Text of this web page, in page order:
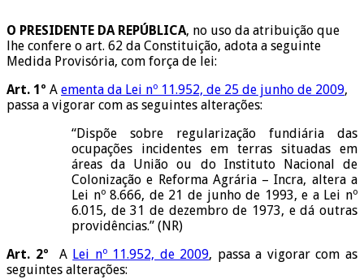
O PRESIDENTE DA REPÚBLICA, no uso da atribuição que
lhe confere o art. 62 da Constituição, adota a seguinte
Medida Provisória, com força de lei:
Art. 1º A ementa da Lei nº 11.952, de 25 de junho de 2009,
passa a vigorar com as seguintes alterações:
“Dispõe sobre regularização fundiária das
ocupações incidentes em terras situadas em
áreas da União ou do Instituto Nacional de
Colonização e Reforma Agrária – Incra, altera a
Lei nº 8.666, de 21 de junho de 1993, e a Lei nº
6.015, de 31 de dezembro de 1973, e dá outras
providências.” (NR)
Art. 2º A Lei nº 11.952, de 2009, passa a vigorar com as
seguintes alterações: